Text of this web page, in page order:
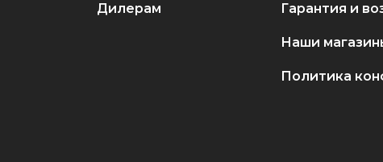
Дилерам Гарантия и
Наши
Политика